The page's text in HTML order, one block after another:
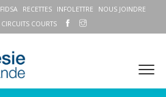
FIDSA RECETTES INFOLETTRE
NOUS JOINDRE
CIRCUITS COURTS